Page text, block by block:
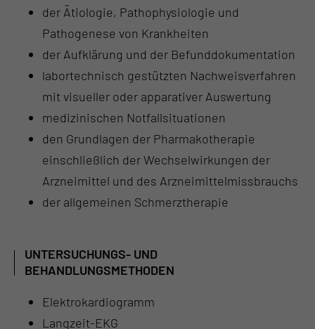
der Ätiologie, Pathophysiologie und
Pathogenese von Krankheiten
der Aufklärung und der Befunddokumentation
labortechnisch gestützten Nachweisverfahren
mit visueller oder apparativer Auswertung
medizinischen Notfallsituationen
den Grundlagen der Pharmakotherapie
einschließlich der Wechselwirkungen der
Arzneimittel und des Arzneimittelmissbrauchs
der allgemeinen Schmerztherapie
UNTERSUCHUNGS- UND
BEHANDLUNGSMETHODEN
Elektrokardiogramm
Langzeit-EKG